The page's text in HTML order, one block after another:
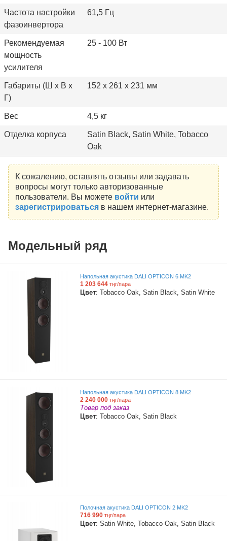
Частота настройки
фазоинвертора
61,5 Гц
Рекомендуемая
мощность
усилителя
25 - 100 Вт
Габариты (Ш х В х
Г)
152 х 261 х 231 мм
Вес 4,5 кг
Отделка корпуса
Satin Black, Satin White, Tobacco
Oak
К сожалению, оставлять отзывы или задавать
вопросы могут только авторизованные
пользователи. Вы можете войти или
зарегистрироватьсяв нашем интернет-магазине.
Модельный ряд
Напольная акустика DALI OPTICON 6 MK2
1 203 644 тңг/пара
Цвет: Tobacco Oak, Satin Black, Satin White
Напольная акустика DALI OPTICON 8 MK2
2 240 000 тңг/пара
Товар под заказ
Цвет: Tobacco Oak, Satin Black
Полочная акустика DALI OPTICON 2 MK2
716 990 тңг/пара
Цвет: Satin White, Tobacco Oak, Satin Black